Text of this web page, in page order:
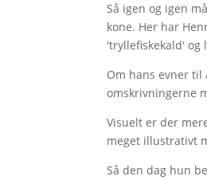
Så igen og igen
kone. Her har
'tryllefiskekald' og
Om hans evner
omskrivningerne
Visuelt er der
meget illustrativt
Så den dag hun